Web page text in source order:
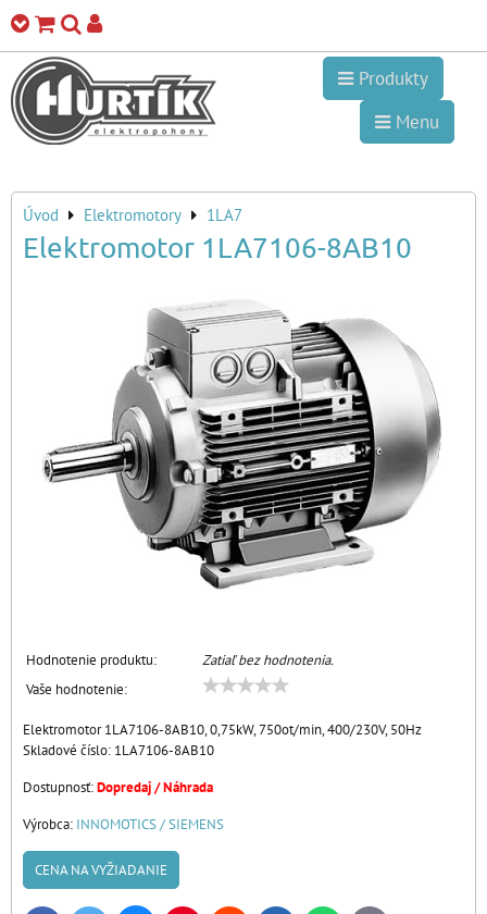
Produkty
Menu
Úvod Elektromotory 1LA7
Elektromotor 1LA7106-8AB10
Hodnotenie produktu:
Zatiaľ bez hodnotenia.
Vaše hodnotenie:
Elektromotor 1LA7106-8AB10, 0,75kW, 750ot/min, 400/230V, 50Hz
Skladové číslo: 1LA7106-8AB10
Dostupnosť:Dopredaj / Náhrada
Výrobca: INNOMOTICS / SIEMENS
CENA NA VYŽIADANIE